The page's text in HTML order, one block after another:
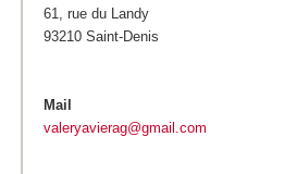
61, rue du Landy
93210 Saint-Denis
Mail
valeryavierag@gmail.com